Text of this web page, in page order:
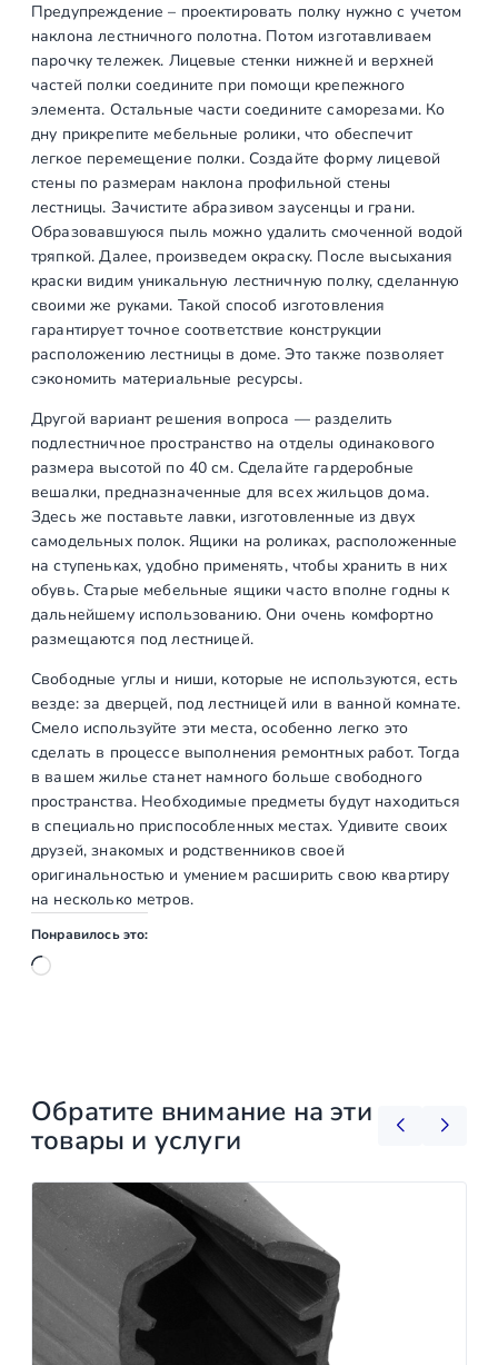
Предупреждение – проектировать полку нужно с учетом
наклона лестничного полотна. Потом изготавливаем
парочку тележек. Лицевые стенки нижней и верхней
частей полки соедините при помощи крепежного
элемента. Остальные части соедините саморезами. Ко
дну прикрепите мебельные ролики, что обеспечит
легкое перемещение полки. Создайте форму лицевой
стены по размерам наклона профильной стены
лестницы. Зачистите абразивом заусенцы и грани.
Образовавшуюся пыль можно удалить смоченной водой
тряпкой. Далее, произведем окраску. После высыхания
краски видим уникальную лестничную полку, сделанную
своими же руками. Такой способ изготовления
гарантирует точное соответствие конструкции
расположению лестницы в доме. Это также позволяет
сэкономить материальные ресурсы.
Другой вариант решения вопроса — разделить
подлестничное пространство на отделы одинакового
размера высотой по 40 см. Сделайте гардеробные
вешалки, предназначенные для всех жильцов дома.
Здесь же поставьте лавки, изготовленные из двух
самодельных полок. Ящики на роликах, расположенные
на ступеньках, удобно применять, чтобы хранить в них
обувь. Старые мебельные ящики часто вполне годны к
дальнейшему использованию. Они очень комфортно
размещаются под лестницей.
Свободные углы и ниши, которые не используются, есть
везде: за дверцей, под лестницей или в ванной комнате.
Смело используйте эти места, особенно легко это
сделать в процессе выполнения ремонтных работ. Тогда
в вашем жилье станет намного больше свободного
пространства. Необходимые предметы будут находиться
в специально приспособленных местах. Удивите своих
друзей, знакомых и родственников своей
оригинальностью и умением расширить свою квартиру
на несколько метров.
Понравилось это:
Загрузка…
Обратите внимание на эти
товары и услуги